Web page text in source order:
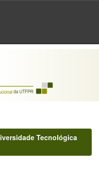
Tecnológica